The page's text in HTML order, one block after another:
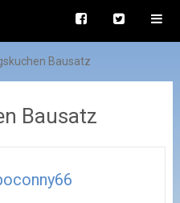
Bausatz
Bausatz